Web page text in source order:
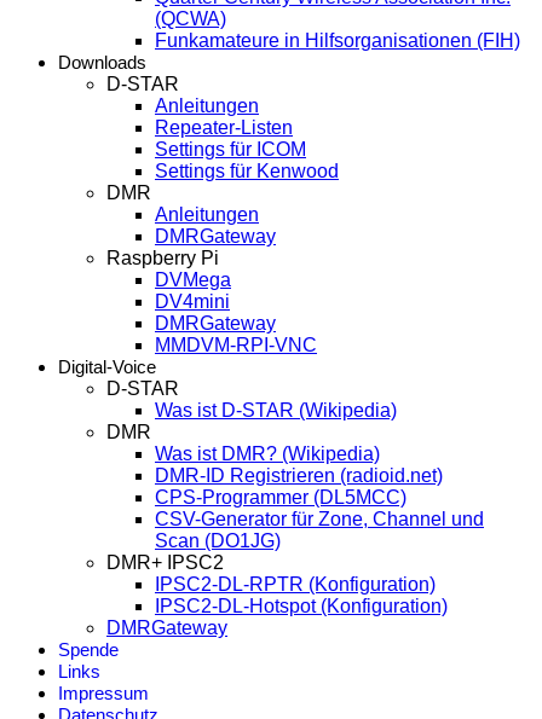
(QCWA)
Funkamateure in Hilfsorganisationen (FIH)
Downloads
D-STAR
Anleitungen
Repeater-Listen
Settings für ICOM
Settings für Kenwood
DMR
Anleitungen
DMRGateway
Raspberry Pi
DVMega
DV4mini
DMRGateway
MMDVM-RPI-VNC
Digital-Voice
D-STAR
Was ist D-STAR (Wikipedia)
DMR
Was ist DMR? (Wikipedia)
DMR-ID Registrieren (radioid.net)
CPS-Programmer (DL5MCC)
CSV-Generator für Zone, Channel und
Scan (DO1JG)
DMR+ IPSC2
IPSC2-DL-RPTR (Konfiguration)
IPSC2-DL-Hotspot (Konfiguration)
DMRGateway
Spende
Links
Impressum
Datenschutz